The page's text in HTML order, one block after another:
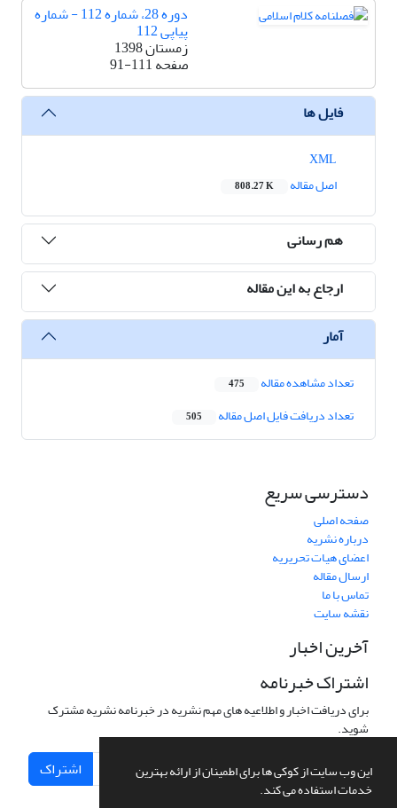
این وب سایت از کوکی ها برای اطمینان از ارائه بهترین
خدمات استفاده می کند.
دوره 28، شماره 112 - شماره
پیاپی 112
زمستان 1398
صفحه91-111
فایل ها
اصل مقاله
808.27 K
هم رسانی
ارجاع به این مقاله
آمار
تعداد مشاهده مقاله 475
تعداد دریافت فایل اصل مقاله 505
دسترسی سریع
صفحه اصلی
درباره نشریه
اعضای هیات تحریریه
ارسال مقاله
تماس با ما
نقشه سایت
آخرین اخبار
اشتراک خبرنامه
برای دریافت اخبار و اطلاعیه های مهم نشریه در خبرنامه نشریه مشترک
شوید.
اشتراک